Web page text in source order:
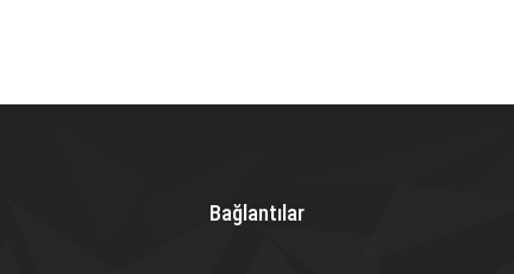
Bağlantılar